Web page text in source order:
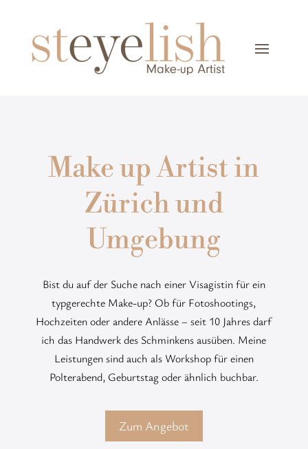
Make up Artist in
Zürich und
Umgebung
Bist du auf der Suche nach einer Visagistin für ein
typgerechte Make-up? Ob für Fotoshootings,
Hochzeiten oder andere Anlässe – seit 10 Jahres darf
ich das Handwerk des Schminkens ausüben. Meine
Leistungen sind auch als Workshop für einen
Polterabend, Geburtstag oder ähnlich buchbar.
Zum Angebot